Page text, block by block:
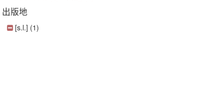
出版地
[s.l.] (1)